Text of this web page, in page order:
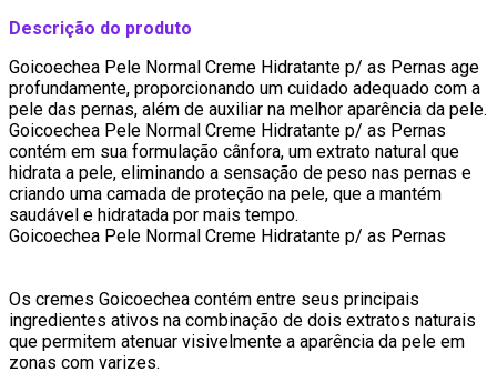
Descrição do produto
Goicoechea Pele Normal Creme Hidratante p/ as Pernas age
profundamente, proporcionando um cuidado adequado com a
pele das pernas, além de auxiliar na melhor aparência da pele.
Goicoechea Pele Normal Creme Hidratante p/ as Pernas
contém em sua formulação cânfora, um extrato natural que
hidrata a pele, eliminando a sensação de peso nas pernas e
criando uma camada de proteção na pele, que a mantém
saudável e hidratada por mais tempo.
Goicoechea Pele Normal Creme Hidratante p/ as Pernas
Os cremes Goicoechea contém entre seus principais
ingredientes ativos na combinação de dois extratos naturais
que permitem atenuar visivelmente a aparência da pele em
zonas com varizes.